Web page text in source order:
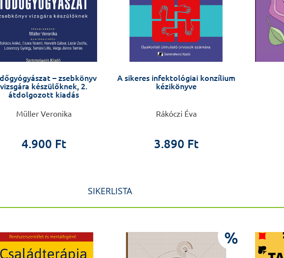
– zsebkönyv
vizsgára készülőknek, 2.
átdolgozott kiadás
Müller Veronika
4.900 Ft
A sikeres infektológiai konzílium
kézikönyve
Rákóczi Éva
3.890 Ft
SIKERLISTA
%